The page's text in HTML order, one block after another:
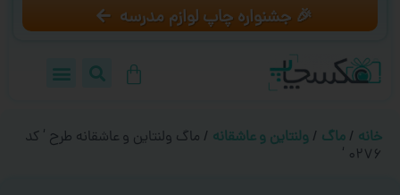
🎉 جشنواره چاپ لوازم مدرسه
خانه / ماگ / ولنتاین و عاشقانه / ماگ ولنتاین و عاشقانه طرح ‘ کد
۰۲۷۶ ‘